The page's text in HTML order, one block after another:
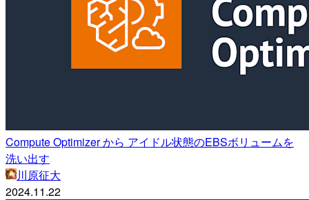
Compute Optimizer から アイドル状態のEBSボリュームを
洗い出す
川原征大
2024.11.22